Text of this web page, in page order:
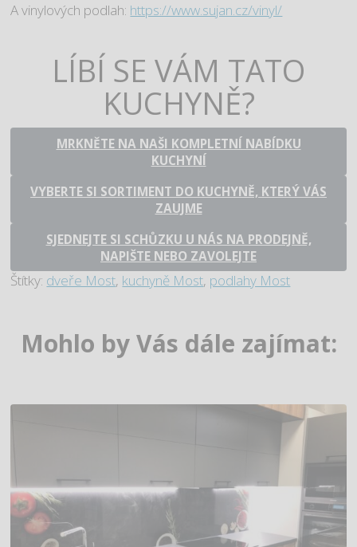
A vinylových podlah: https://www.sujan.cz/vinyl/
LÍBÍ SE VÁM TATO
KUCHYNĚ?
MRKNĚTE NA NAŠI KOMPLETNÍ NABÍDKU
KUCHYNÍ
VYBERTE SI SORTIMENT DO KUCHYNĚ, KTERÝ VÁS
ZAUJME
SJEDNEJTE SI SCHŮZKU U NÁS NA PRODEJNĚ,
NAPIŠTE NEBO ZAVOLEJTE
Štítky: dveře Most, kuchyně Most, podlahy Most
Mohlo by Vás dále zajímat: